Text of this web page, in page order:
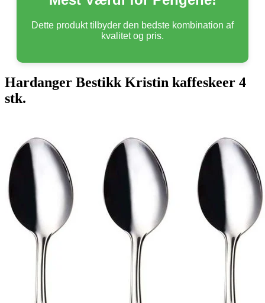
Dette produkt tilbyder den bedste kombination af
kvalitet og pris.
Hardanger Bestikk Kristin kaffeskeer 4
stk.